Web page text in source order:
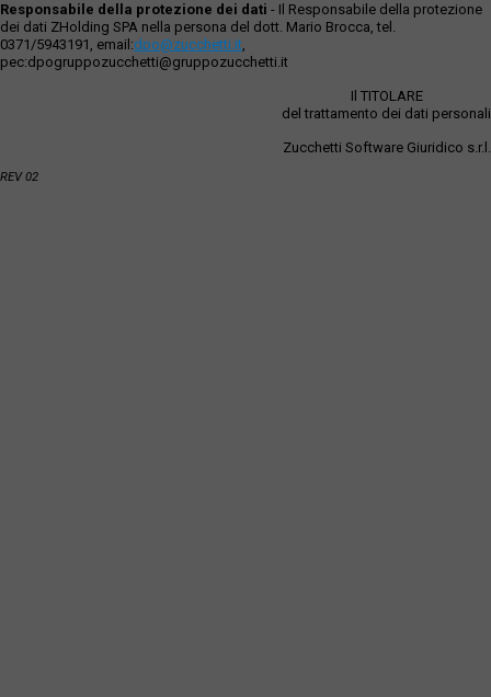
Responsabile della protezione dei dati - Il Responsabile della protezione
dei dati ZHolding SPA nella persona del dott. Mario Brocca, tel.
0371/5943191, email:dpo@zucchetti.it,
pec:dpogruppozucchetti@gruppozucchetti.it
Il TITOLARE
del trattamento dei dati personali
Zucchetti Software Giuridico s.r.l.
REV 02